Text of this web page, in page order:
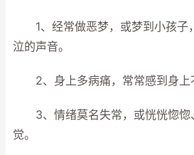
1、经常做恶梦，或梦到小孩子
泣的声音。
2、身上多病痛，常常感到身上
3、情绪莫名失常，或恍恍惚惚
觉。